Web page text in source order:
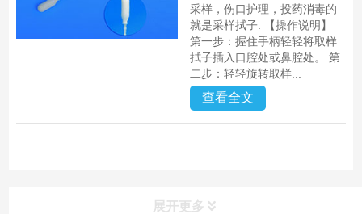
采样，伤口护理，投药消毒的
就是采样拭子. 【操作说明】
第一步：握住手柄轻轻将取样
拭子插入口腔处或鼻腔处。 第
二步：轻轻旋转取样...
查看全文
展开更多